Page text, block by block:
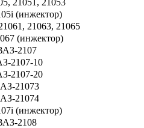
(инжектор)
21063, 21065
(инжектор)
2107
2107-10
2107-20
21073
21074
(инжектор)
2108